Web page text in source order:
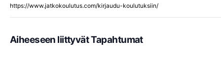
https://www.jatkokoulutus.com/kirjaudu-koulutuksiin/
Aiheeseen liittyvät Tapahtumat